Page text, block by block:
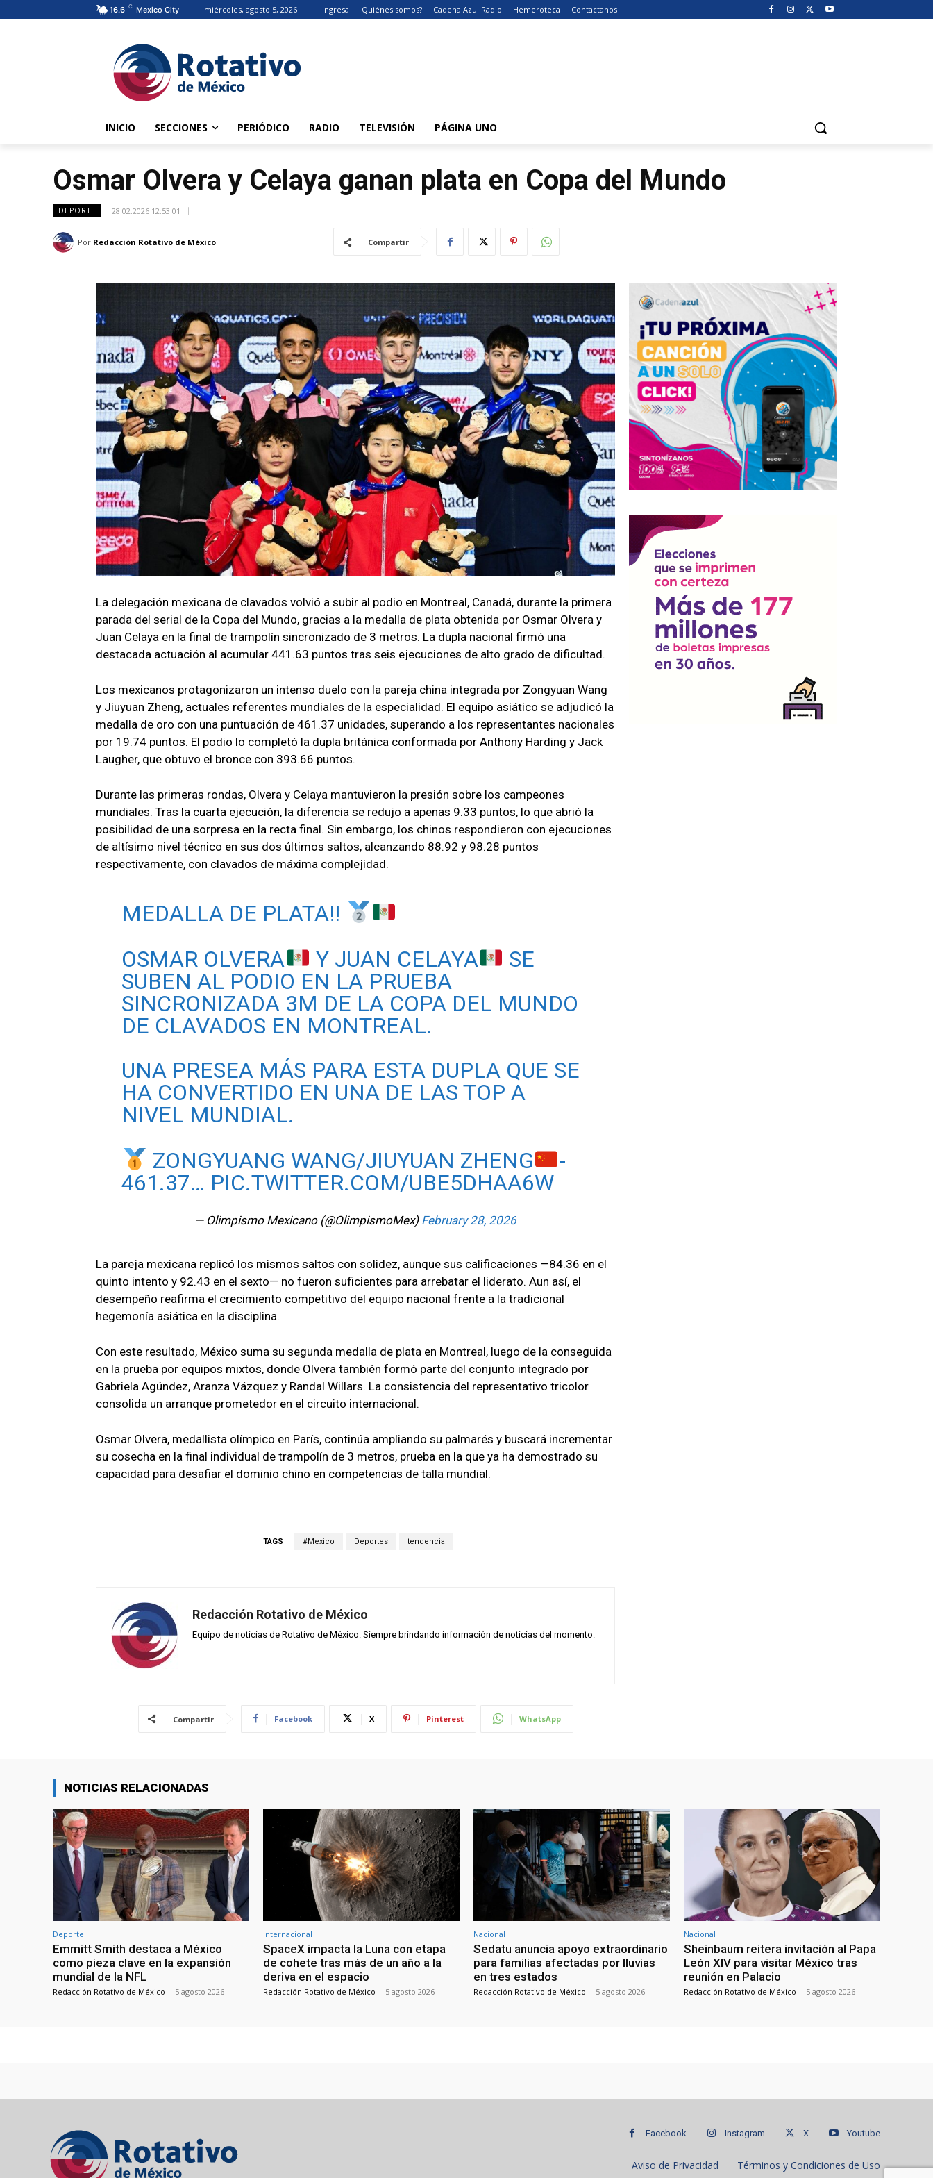
16.6 C Mexico City miércoles, agosto 5, 2026 Ingresa Quiénes somos? Cadena Azul Radio Hemeroteca Contactanos
INICIO SECCIONES PERIÓDICO RADIO TELEVISIÓN PÁGINA UNO
Osmar Olvera y Celaya ganan plata en Copa del Mundo
DEPORTE 28.02.2026 12:53:01
Por Redacción Rotativo de México Compartir
La delegación mexicana de clavados volvió a subir al podio en Montreal, Canadá, durante la primera
parada del serial de la Copa del Mundo, gracias a la medalla de plata obtenida por Osmar Olvera y
Juan Celaya en la final de trampolín sincronizado de 3 metros. La dupla nacional firmó una
destacada actuación al acumular 441.63 puntos tras seis ejecuciones de alto grado de dificultad.
Los mexicanos protagonizaron un intenso duelo con la pareja china integrada por Zongyuan Wang
y Jiuyuan Zheng, actuales referentes mundiales de la especialidad. El equipo asiático se adjudicó la
medalla de oro con una puntuación de 461.37 unidades, superando a los representantes nacionales
por 19.74 puntos. El podio lo completó la dupla británica conformada por Anthony Harding y Jack
Laugher, que obtuvo el bronce con 393.66 puntos.
Durante las primeras rondas, Olvera y Celaya mantuvieron la presión sobre los campeones
mundiales. Tras la cuarta ejecución, la diferencia se redujo a apenas 9.33 puntos, lo que abrió la
posibilidad de una sorpresa en la recta final. Sin embargo, los chinos respondieron con ejecuciones
de altísimo nivel técnico en sus dos últimos saltos, alcanzando 88.92 y 98.28 puntos
respectivamente, con clavados de máxima complejidad.
MEDALLA DE PLATA!!
OSMAR OLVERA
Y JUAN CELAYA
SE
SUBEN AL PODIO EN LA PRUEBA
SINCRONIZADA 3M DE LA COPA DEL MUNDO
DE CLAVADOS EN MONTREAL.
UNA PRESEA MÁS PARA ESTA DUPLA QUE SE
HA CONVERTIDO EN UNA DE LAS TOP A
NIVEL MUNDIAL.
ZONGYUANG WANG/JIUYUAN ZHENG
-
461.37… PIC.TWITTER.COM/UBE5DHAA6W
— Olimpismo Mexicano (@OlimpismoMex) February 28, 2026
La pareja mexicana replicó los mismos saltos con solidez, aunque sus calificaciones —84.36 en el
quinto intento y 92.43 en el sexto— no fueron suficientes para arrebatar el liderato. Aun así, el
desempeño reafirma el crecimiento competitivo del equipo nacional frente a la tradicional
hegemonía asiática en la disciplina.
Con este resultado, México suma su segunda medalla de plata en Montreal, luego de la conseguida
en la prueba por equipos mixtos, donde Olvera también formó parte del conjunto integrado por
Gabriela Agúndez, Aranza Vázquez y Randal Willars. La consistencia del representativo tricolor
consolida un arranque prometedor en el circuito internacional.
Osmar Olvera, medallista olímpico en París, continúa ampliando su palmarés y buscará incrementar
su cosecha en la final individual de trampolín de 3 metros, prueba en la que ya ha demostrado su
capacidad para desafiar el dominio chino en competencias de talla mundial.
TAGS #Mexico Deportes tendencia
Redacción Rotativo de México
Equipo de noticias de Rotativo de México. Siempre brindando información de noticias del momento.
Compartir Facebook X Pinterest WhatsApp
NOTICIAS RELACIONADAS
Deporte
Emmitt Smith destaca a México
como pieza clave en la expansión
mundial de la NFL
Redacción Rotativo de México - 5 agosto 2026
Internacional
SpaceX impacta la Luna con etapa
de cohete tras más de un año a la
deriva en el espacio
Redacción Rotativo de México - 5 agosto 2026
Nacional
Sedatu anuncia apoyo extraordinario
para familias afectadas por lluvias
en tres estados
Redacción Rotativo de México - 5 agosto 2026
Nacional
Sheinbaum reitera invitación al Papa
León XIV para visitar México tras
reunión en Palacio
Redacción Rotativo de México - 5 agosto 2026
Facebook Instagram X Youtube
Aviso de Privacidad Términos y Condiciones de Uso